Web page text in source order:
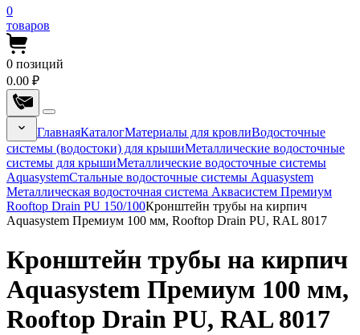
0
товаров
0 позиций
0.00 ₽
ГлавнаяКаталогМатериалы для кровлиВодосточные
системы (водостоки) для крышиМеталлические водосточные
системы для крышиМеталлические водосточные системы
AquasystemСтальные водосточные системы Aquasystem
Металлическая водосточная система Аквасистем Премиум
Rooftop Drain PU 150/100Кронштейн трубы на кирпич
Aquasystem Премиум 100 мм, Rooftop Drain PU, RAL 8017
Кронштейн трубы на кирпич
Aquasystem Премиум 100 мм,
Rooftop Drain PU, RAL 8017